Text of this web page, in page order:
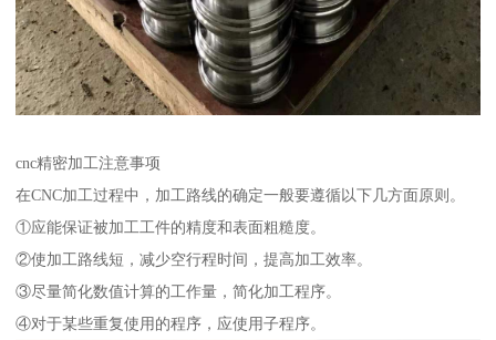
cnc精密加工注意事项
在CNC加工过程中，加工路线的确定一般要遵循以下几方面原则。
①应能保证被加工工件的精度和表面粗糙度。
②使加工路线短，减少空行程时间，提高加工效率。
③尽量简化数值计算的工作量，简化加工程序。
④对于某些重复使用的程序，应使用子程序。